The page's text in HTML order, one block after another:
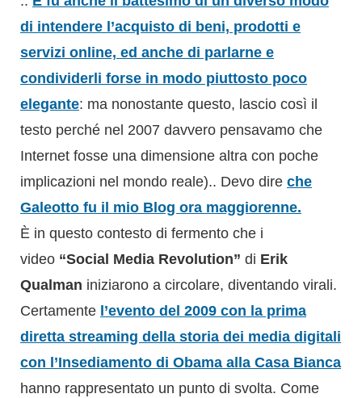
di intendere l’acquisto di beni, prodotti e
servizi online, ed anche di parlarne e
condividerli forse in modo piuttosto poco
elegante: ma nonostante questo, lascio così il
testo perché nel 2007 davvero pensavamo che
Internet fosse una dimensione altra con poche
implicazioni nel mondo reale).. Devo dire che
Galeotto fu il mio Blog ora maggiorenne.
È in questo contesto di fermento che i
video “Social Media Revolution” di Erik
Qualman iniziarono a circolare, diventando virali.
Certamente l’evento del 2009 con la prima
diretta streaming della storia dei media digitali
con l’Insediamento di Obama alla Casa Bianca
hanno rappresentato un punto di svolta. Come